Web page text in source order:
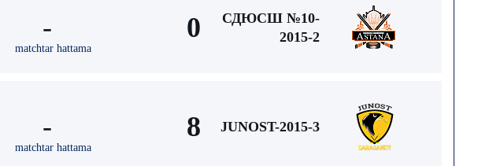
-
matchtar hattama
0
СДЮСШ №10-
2015-2
-
matchtar hattama
8 JUNOST-2015-3